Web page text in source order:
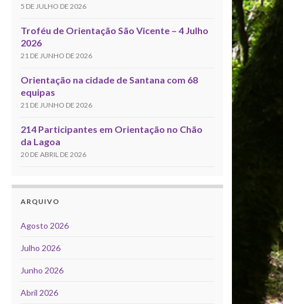
5 DE JULHO DE 2026
Troféu de Orientação São Vicente – 4 Julho
2026
21 DE JUNHO DE 2026
Orientação na cidade de Santana com 68
equipas
21 DE JUNHO DE 2026
214 Participantes em Orientação no Chão
da Lagoa
20 DE ABRIL DE 2026
ARQUIVO
Agosto 2026
Julho 2026
Junho 2026
Abril 2026